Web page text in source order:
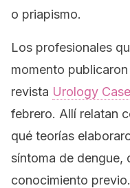
o priapismo.
Los profesionales
momento
revista Urology
febrero. Allí relatan
qué teorías
síntoma de dengue,
conocimiento previo.